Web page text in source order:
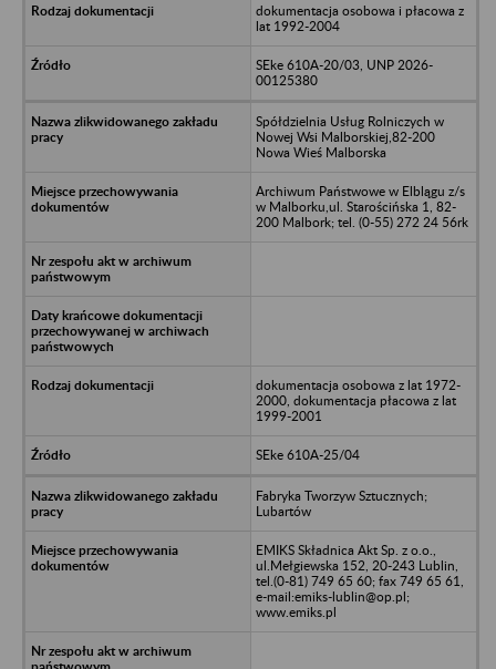
dokumentacja osobowa i płacowa z
lat 1992-2004
SEke 610A-20/03, UNP 2026-
00125380
Spółdzielnia Usług Rolniczych w
Nowej Wsi Malborskiej,82-200
Nowa Wieś Malborska
Archiwum Państwowe w Elblągu z/s
w Malborku,ul. Starościńska 1, 82-
200 Malbork; tel. (0-55) 272 24 56rk
dokumentacja osobowa z lat 1972-
2000, dokumentacja płacowa z lat
1999-2001
SEke 610A-25/04
Fabryka Tworzyw Sztucznych;
Lubartów
EMIKS Składnica Akt Sp. z o.o.,
ul.Mełgiewska 152, 20-243 Lublin,
tel.(0-81) 749 65 60; fax 749 65 61,
e-mail:emiks-lublin@op.pl;
www.emiks.pl